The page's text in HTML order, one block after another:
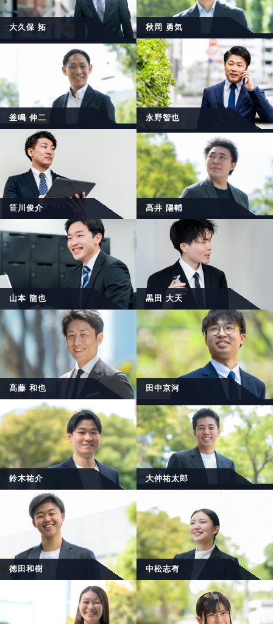
大久保 拓 秋岡 勇気
釜鳴 伸二 永野智也
笹川俊介 髙井 陽輔
山本 龍也 黒田 大天
髙藤 和也 田中京河
鈴木祐介 大仲祐太郎
徳田和樹 中松志有